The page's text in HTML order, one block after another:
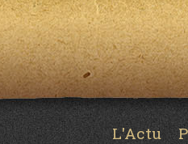
L'Actu